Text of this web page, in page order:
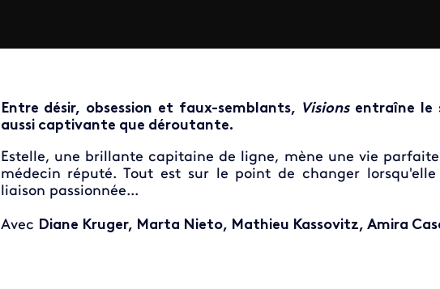
Entre désir, obsession et faux-semblants, Visionsentraîne le
aussi captivante que déroutante.
Estelle, une brillante capitaine de ligne, mène une vie
médecin réputé. Tout est sur le point de changer
liaison passionnée...
Avec Diane Kruger, Marta Nieto, Mathieu Kassovitz, Amira